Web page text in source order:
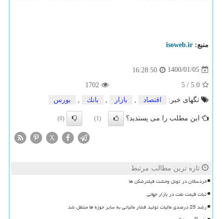
منبع: isoweb.ir
1400/01/05
16:28:50
5.0
/
5
1702
تگهای خبر:
اقتصاد , بازار , بانك , بورس
این مطلب را می پسندید؟ (1)
(0)
X
تازه ترین مطالب مرتبط
خردسالان در تونل وحشت فیلترشکن ها
ثبات قیمت نفت در بازار جهانی
رشد 25 درصدی مالیات تولید فشار مالیاتی به سایر حوزه ها منتقل شد